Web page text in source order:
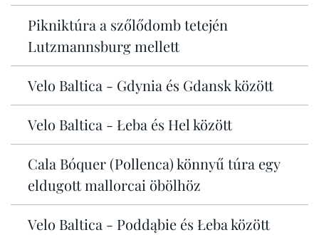
Pikniktúra a szőlődomb tetején
Lutzmannsburg mellett
Velo Baltica - Gdynia és Gdansk között
Velo Baltica - Łeba és Hel között
Cala Bóquer (Pollenca) könnyű túra egy
eldugott mallorcai öbölhöz
Velo Baltica - Poddąbie és Łeba között